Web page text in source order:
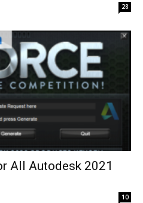
28
All Autodesk 2021
10